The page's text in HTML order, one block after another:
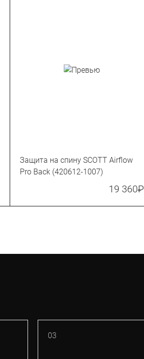
Защита на спину SCOTT Airflow
Pro Back (420612-1007)
19 360₽
03